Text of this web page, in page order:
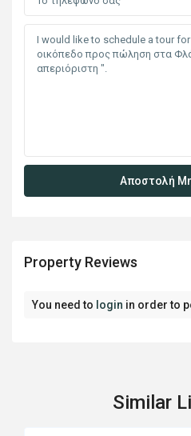
Property Reviews
You need to login in order to
Similar